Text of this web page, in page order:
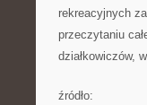
rekreacyjnych
przeczytaniu
działkowiczów,
źródło: